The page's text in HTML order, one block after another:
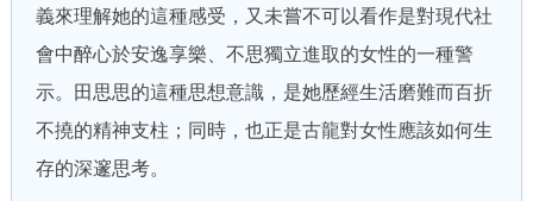
義來理解她的這種感受，又未嘗不可以看作是對現代社
會中醉心於安逸享樂、不思獨立進取的女性的一種警
示。田思思的這種思想意識，是她歷經生活磨難而百折
不撓的精神支柱；同時，也正是古龍對女性應該如何生
存的深邃思考。